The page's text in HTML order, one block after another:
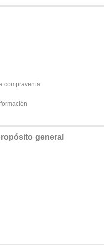
compraventa
general